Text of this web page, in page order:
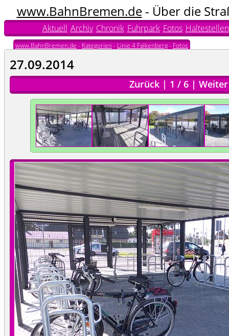
www.BahnBremen.de- Über die
Aktuell Archiv Chronik Fuhrpark Fotos Haltestellen
www.BahnBremen.de - Kategorien - Linie 4 Falkenberg- Fotos
27.09.2014
Zurück | 1 / 6 | Weiter